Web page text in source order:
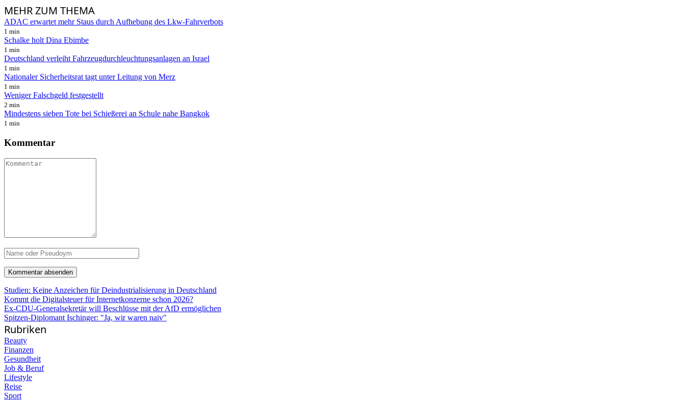
MEHRZUM THEMA
ADAC erwartet mehr Staus durch Aufhebung des Lkw-Fahrverbots
1 min
Schalke holt Dina Ebimbe
1 min
Deutschland verleiht Fahrzeugdurchleuchtungsanlagen an Israel
1 min
Nationaler Sicherheitsrat tagt unter Leitung von Merz
1 min
Weniger Falschgeld festgestellt
2 min
Mindestens sieben Tote bei Schießerei an Schule nahe Bangkok
1 min
Kommentar
Studien: Keine Anzeichen für Deindustrialisierung in Deutschland
Kommt die Digitalsteuer für Internetkonzerne schon 2026?
Ex-CDU-Generalsekretär will Beschlüsse mit der AfD ermöglichen
Spitzen-Diplomant Ischinger: "Ja, wir waren naiv"
Rubriken
Beauty
Finanzen
Gesundheit
Job & Beruf
Lifestyle
Reise
Sport